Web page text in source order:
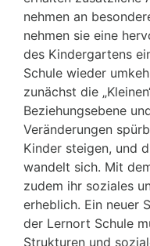
nehmen an
nehmen sie eine
des Kindergartens
Schule wieder
zunächst die
Beziehungsebene
Veränderungen
Kinder steigen, und
wandelt sich. Mit
zudem ihr soziales
erheblich. Ein neuer
der Lernort Schule
Strukturen und